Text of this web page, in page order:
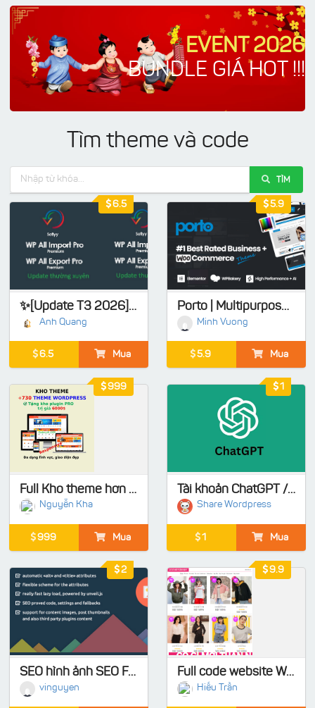
EVENT 2026
BUNDLE GIÁ HOT !!!
Tìm theme và code
TÌM
✨[Update T3 2026] WP All Import 5.0.4- Export Pro 1.9.15 Full Addons
Anh Quang
6.5 Mua
6.5
Porto | Multipurpose & WooCommerce Theme
Minh Vuong
5.9 Mua
5.9
Full Kho theme hơn 730 mẫu - Code sach 100%, Tặng kho Plugin Pro
Nguyễn Kha
999 Mua
999
Tài khoản ChatGPT / Codex giá rẻ
Share Wordpress
1 Mua
1
SEO hình ảnh SEO Friendly Images Pro for WordPress, Woocomerce, hình sản phẩm
vinguyen
2
Full code website Wordpress - Shop thời trang nữ chuẩn Seo full chức năng - Có thanh toán online
Hiếu Trần
9.9